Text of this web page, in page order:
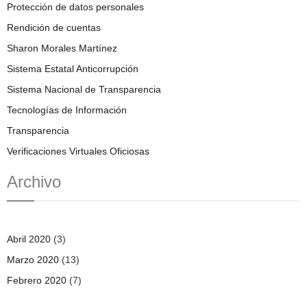
Protección de datos personales
Rendición de cuentas
Sharon Morales Martínez
Sistema Estatal Anticorrupción
Sistema Nacional de Transparencia
Tecnologías de Información
Transparencia
Verificaciones Virtuales Oficiosas
Archivo
Abril 2020 (3)
Marzo 2020 (13)
Febrero 2020 (7)